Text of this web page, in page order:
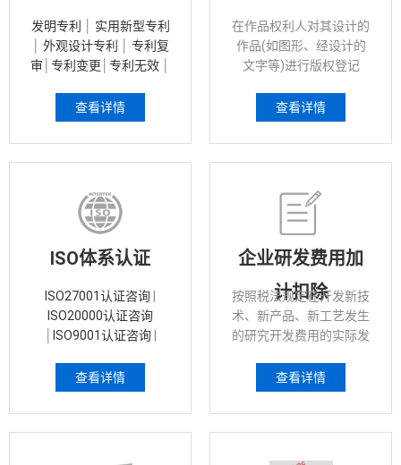
发明专利
实用新型专利
外观设计专利
专利复
审
专利变更 专利无效
查看详情
在作品权利人对其设计的
作品(如图形、经设计的
文字等)进行版权登记
证明在对抗商标侵权和假
冒产品时会很有帮助。
查看详情
ISO体系认证
ISO27001认证咨询
ISO20000认证咨询
ISO9001认证咨询|
查看详情
企业研发费用加
计扣除
按照税法规定在开发新技
术、新产品、新工艺发生
的研究开发费用的实际发
比例，作为计算应纳税所
得额时的扣除数额的一种
税收优惠政策。
查看详情